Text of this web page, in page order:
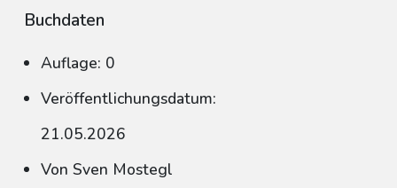
Buchdaten
Auflage: 0
Veröffentlichungsdatum:
21.05.2026
Von Sven Mostegl